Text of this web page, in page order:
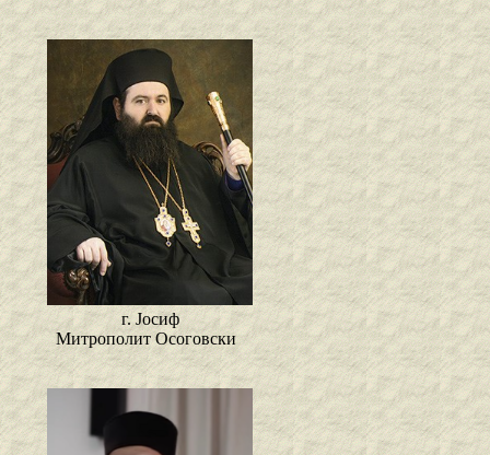
г. Јосиф
Митрополит Осоговски